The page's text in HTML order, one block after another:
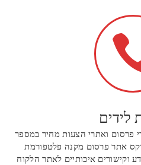
לידים
פרסום ואתרי הצעות מחיר במספר
אתר פרסום מקנה פלטפורמת
וקישורים איכותיים לאתר הלקוח